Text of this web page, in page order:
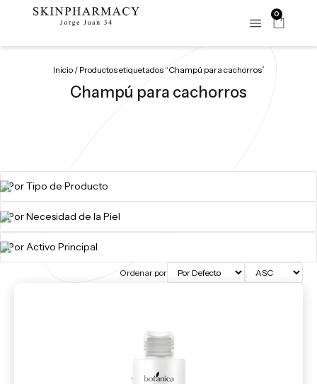
0
Inicio/ Productos etiquetados “Champú para cachorros”
Champú para cachorros
Ordenar por